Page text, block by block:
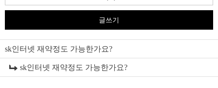
글쓰기
sk인터넷 재약정도 가능한가요?
sk인터넷 재약정도 가능한가요?